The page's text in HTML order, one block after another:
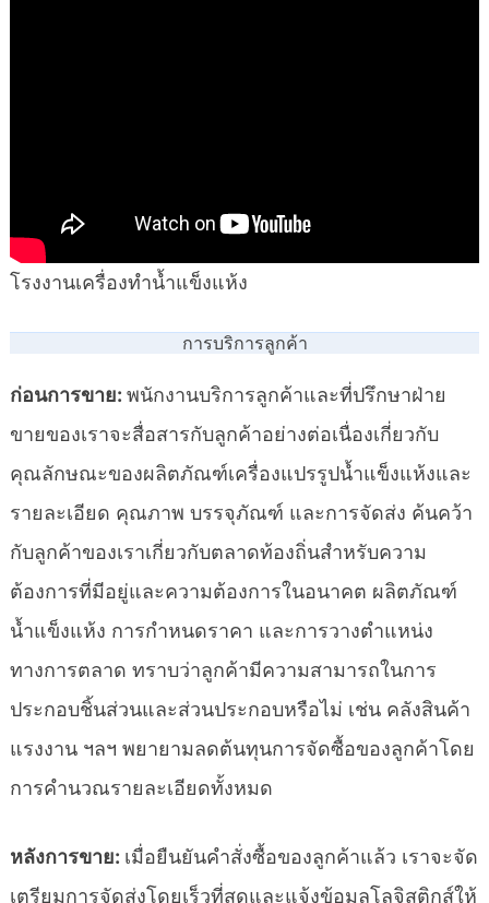
โรงงานเครื่องทำน้ำแข็งแห้ง
การบริการลูกค้า
ก่อนการขาย: พนักงานบริการลูกค้าและที่ปรึกษาฝ่าย
ขายของเราจะสื่อสารกับลูกค้าอย่างต่อเนื่องเกี่ยวกับ
คุณลักษณะของผลิตภัณฑ์เครื่องแปรรูปน้ำแข็งแห้งและ
รายละเอียด คุณภาพ บรรจุภัณฑ์ และการจัดส่ง ค้นคว้า
กับลูกค้าของเราเกี่ยวกับตลาดท้องถิ่นสำหรับความ
ต้องการที่มีอยู่และความต้องการในอนาคต ผลิตภัณฑ์
น้ำแข็งแห้ง การกำหนดราคา และการวางตำแหน่ง
ทางการตลาด ทราบว่าลูกค้ามีความสามารถในการ
ประกอบชิ้นส่วนและส่วนประกอบหรือไม่ เช่น คลังสินค้า
แรงงาน ฯลฯ พยายามลดต้นทุนการจัดซื้อของลูกค้าโดย
การคำนวณรายละเอียดทั้งหมด
หลังการขาย: เมื่อยืนยันคำสั่งซื้อของลูกค้าแล้ว เราจะจัด
เตรียมการจัดส่งโดยเร็วที่สุดและแจ้งข้อมูลโลจิสติกส์ให้